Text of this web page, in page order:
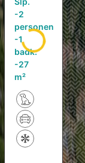
2
personen
1
badk.
27
m²